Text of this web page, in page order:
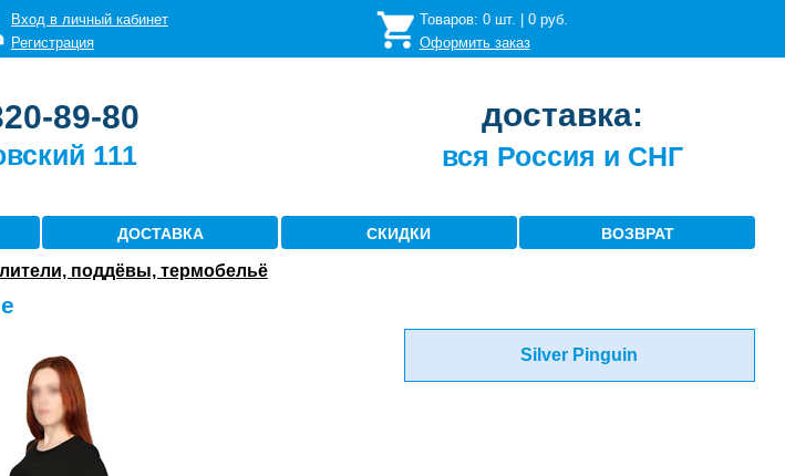
Вход в личный кабинет
Регистрация
Товаров: 0шт. | 0руб.
Оформить заказ
89-80
111
доставка:
вся Россия и СНГ
ДОСТАВКА СКИДКИ ВОЗВРАТ
поддёвы, термобельё
Silver Pinguin